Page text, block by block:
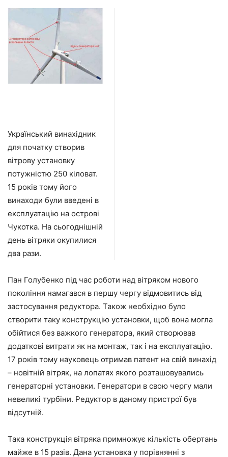
Український винахідник
для початку створив
вітрову установку
потужністю 250 кіловат.
15 років тому його
винаходи були введені в
експлуатацію на острові
Чукотка. На сьогоднішній
день вітряки окупилися
два рази.
Пан Голубенко під час роботи над вітряком нового
покоління намагався в першу чергу відмовитись від
застосування редуктора. Також необхідно було
створити таку конструкцію установки, щоб вона могла
обійтися без важкого генератора, який створював
додаткові витрати як на монтаж, так і на експлуатацію.
17 років тому науковець отримав патент на свій винахід
– новітній вітряк, на лопатях якого розташовувались
генераторні установки. Генератори в свою чергу мали
невеликі турбіни. Редуктор в даному пристрої був
відсутній.
Така конструкція вітряка примножує кількість обертань
майже в 15 разів. Дана установка у порівнянні з